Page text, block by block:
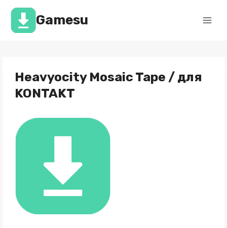
Перейти
содержимомуGamesu
Heavyocity Mosaic Tape / для
KONTAKT